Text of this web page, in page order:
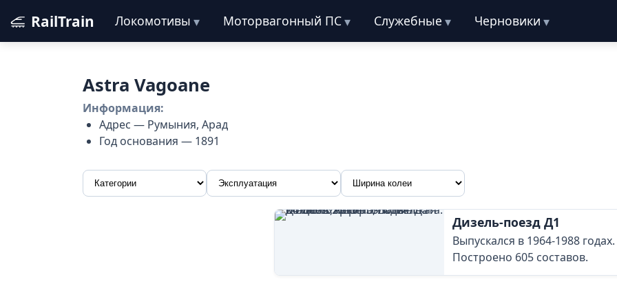
RailTrain Локомотивы Моторвагонный ПС Служебные Черновики
Astra Vagoane
Информация:
Адрес — Румыния, Арад
Год основания — 1891
Дизель-поезд Д1
Выпускался в 1964-1988 годах.
Построено 605 составов.